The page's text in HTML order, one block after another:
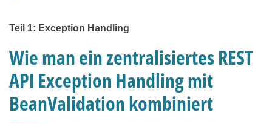
Teil 1: Exception Handling
Wie man ein zentralisiertes REST
API Exception Handling mit
BeanValidation kombiniert